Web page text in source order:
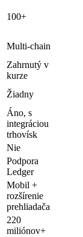
100+
Multi-chain
Zahrnutý v
kurze
Žiadny
Áno, s
integráciou
trhovísk
Nie
Podpora
Ledger
Mobil +
rozšírenie
prehliadača
220
miliónov+